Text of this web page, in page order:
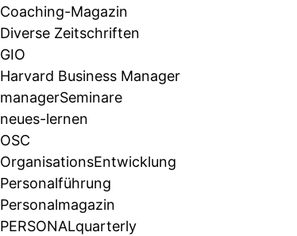
Coaching-Magazin
Diverse Zeitschriften
GIO
Harvard Business Manager
managerSeminare
neues-lernen
OSC
OrganisationsEntwicklung
Personalführung
Personalmagazin
PERSONALquarterly